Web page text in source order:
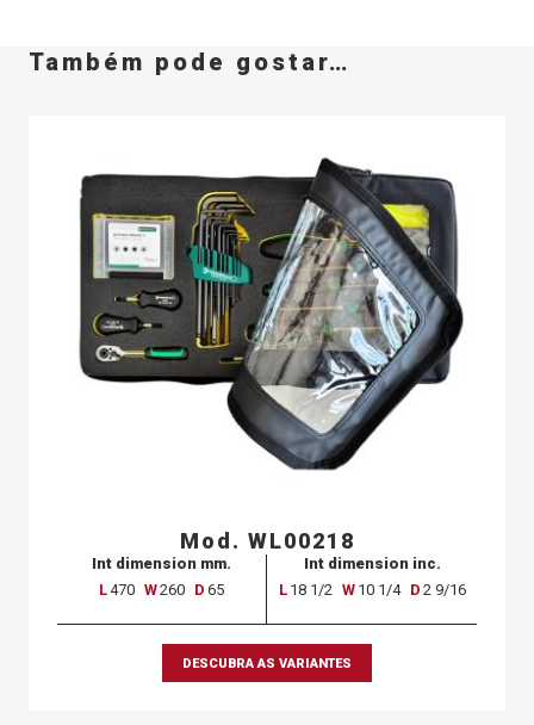
Também pode gostar…
Mod. WL00218
Int dimension mm.
L470 W260 D 65
Int dimension inc.
L 18 1/2 W 10 1/4 D 2 9/16
DESCUBRA AS VARIANTES